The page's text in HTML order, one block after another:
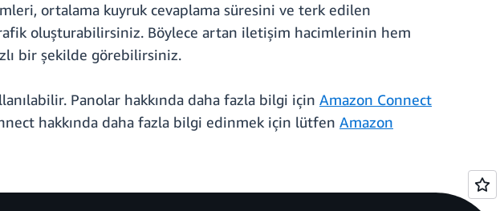
ortalama kuyruk cevaplama süresini ve terk edilen
oluşturabilirsiniz. Böylece artan iletişim hacimlerinin hem
bir şekilde görebilirsiniz.
Panolar hakkında daha fazla bilgi için Amazon Connect
hakkında daha fazla bilgi edinmek için lütfen Amazon